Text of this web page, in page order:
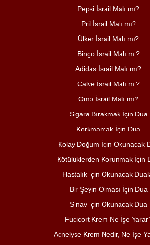
Pepsi İsrail Malı mı?
Pril İsrail Malı mı?
Ülker İsrail Malı mı?
Bingo İsrail Malı mı?
Adidas İsrail Malı mı?
Calve İsrail Malı mı?
Omo İsrail Malı mı?
Sigara Bırakmak İçin Dua
Korkmamak İçin Dua
Kolay Doğum İçin Okunacak
Kötülüklerden Korunmak İçin
Hastalık İçin Okunacak
Bir Şeyin Olması İçin Dua
Sınav İçin Okunacak Dua
Fucicort Krem Ne İşe
Acnelyse Krem Nedir, Ne İşe